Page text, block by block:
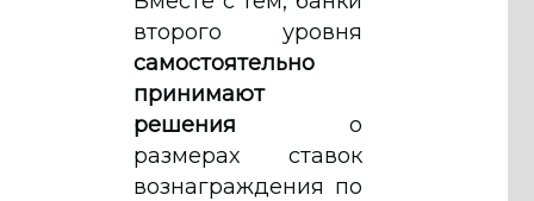
второго уровня
самостоятельно
принимают
решения о
размерах ставок
вознаграждения по